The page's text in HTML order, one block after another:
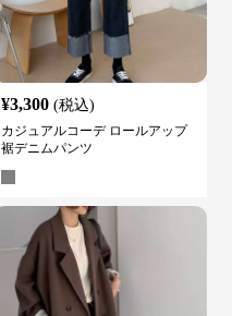
¥3,300 (税込)
カジュアルコーデ ロールアップ
裾デニムパンツ